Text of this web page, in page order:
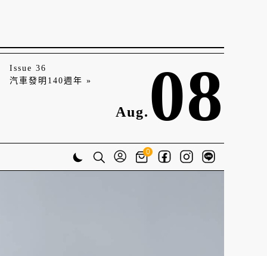
Issue 36
汽車發明140週年 »
Aug. 08
0